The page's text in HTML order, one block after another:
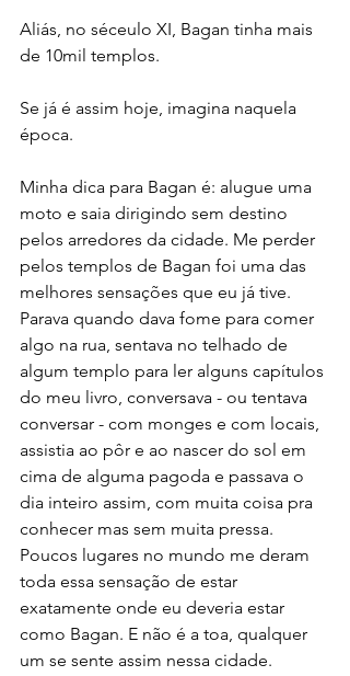
Aliás, no séceulo XI, Bagan tinha mais
de 10mil templos.
Se já é assim hoje, imagina naquela
época.
Minha dica para Bagan é: alugue uma
moto e saia dirigindo sem destino
pelos arredores da cidade. Me perder
pelos templos de Bagan foi uma das
melhores sensações que eu já tive.
Parava quando dava fome para comer
algo na rua, sentava no telhado de
algum templo para ler alguns capítulos
do meu livro, conversava - ou tentava
conversar - com monges e com locais,
assistia ao pôr e ao nascer do sol em
cima de alguma pagoda e passava o
dia inteiro assim, com muita coisa pra
conhecer mas sem muita pressa.
Poucos lugares no mundo me deram
toda essa sensação de estar
exatamente onde eu deveria estar
como Bagan. E não é a toa, qualquer
um se sente assim nessa cidade.